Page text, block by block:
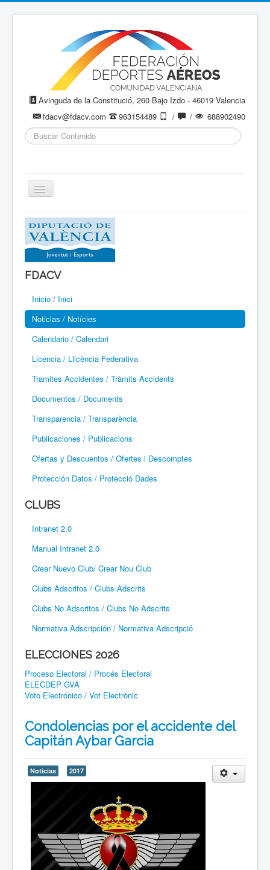
Avinguda de la Constitució, 260 Bajo Izdo - 46019 Valencia
fdacv@fdacv.com
963154489 / /
688902490
Buscar...
Cambiar
navegación
Aeromodelismo / Aeromodelisme
Ala Delta
Paracaidismo / Paracaigudisme
Parapente / Parapent
Ultraligeros / Ultralleugers
Vuelo Con Motor / Vol Amb Motor
FDACV
Inicio / Inici
Noticias / Notícies
Calendario / Calendari
Licencia / Llicència Federativa
Tramites Accidentes / Tràmits Accidents
Documentos / Documents
Transparencia / Transparència
Publicaciones / Publicacions
Ofertas y Descuentos / Ofertes i Descomptes
Protección Datos / Protecció Dades
CLUBS
Intranet 2.0
Manual Intranet 2.0
Crear Nuevo Club/ Crear Nou Club
Clubs Adscritos / Clubs Adscrits
Clubs No Adscritos / Clubs No Adscrits
Normativa Adscripción / Normativa Adscripció
ELECCIONES 2026
Proceso Electoral / Procés Electoral
ELECDEP GVA
Voto Electrónico / Vot Electrònic
Condolencias por el accidente del
Capitán Aybar Garcia
Noticias 2017